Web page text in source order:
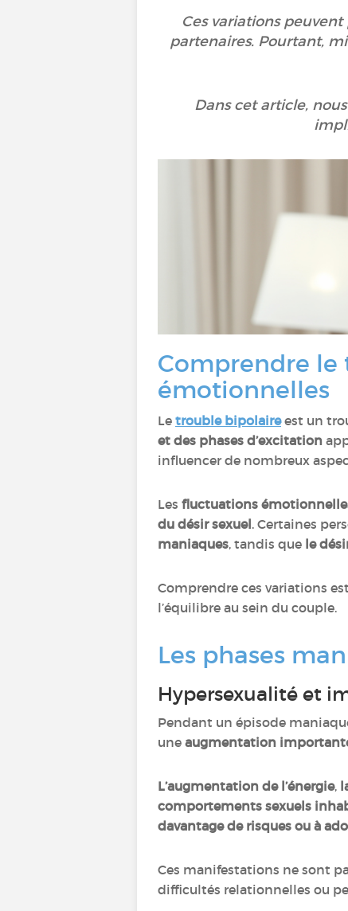
Ces variations
partenaires. Pourtant,
Dans cet article,
Comprendre
émotionnelles
Le trouble bipolaireest un
et des phases d’excitation
influencer de nombreux
Les fluctuations
du désir sexuel. Certaines
maniaques, tandis que le
Comprendre ces variations
l’équilibre au sein du couple.
Les phases
Hypersexualité et
Pendant un épisode
une augmentation
L’augmentation de l’énergie,
comportements sexuels
davantage de risques ou à
Ces manifestations ne sont
difficultés relationnelles ou